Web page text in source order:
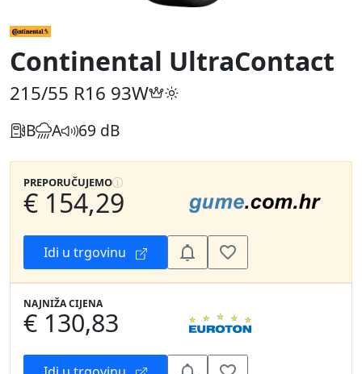
Continental UltraContact
215/55 R16 93W
B A 69 dB
PREPORUČUJEMO
€ 154,29
Idi u trgovinu
NAJNIŽA CIJENA
€ 130,83